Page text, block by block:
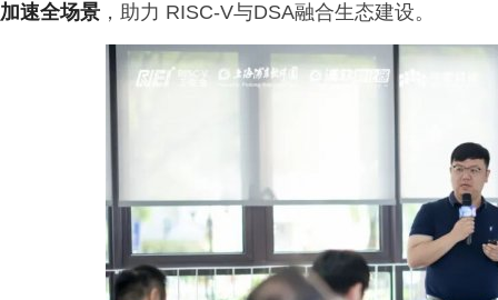
加速全场景 ，助力 RISC-V与DSA融合生态建设。